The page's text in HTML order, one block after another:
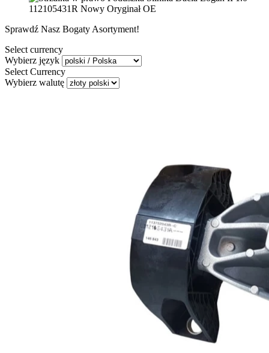
112105431R Nowy Oryginał OE
Sprawdź Nasz Bogaty Asortyment!
Select currency
Wybierz język
Select Currency
Wybierz walutę